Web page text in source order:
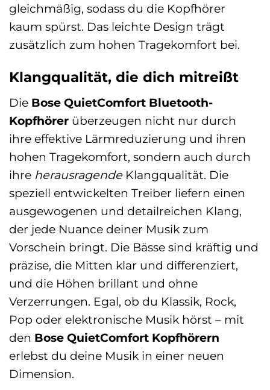
gleichmäßig, sodass du die Kopfhörer
kaum spürst. Das leichte Design trägt
zusätzlich zum hohen Tragekomfort bei.
Klangqualität, die dich mitreißt
Die Bose QuietComfort Bluetooth-
Kopfhörer überzeugen nicht nur durch
ihre effektive Lärmreduzierung und ihren
hohen Tragekomfort, sondern auch durch
ihre herausragendeKlangqualität. Die
speziell entwickelten Treiber liefern einen
ausgewogenen und detailreichen Klang,
der jede Nuance deiner Musik zum
Vorschein bringt. Die Bässe sind kräftig und
präzise, die Mitten klar und differenziert,
und die Höhen brillant und ohne
Verzerrungen. Egal, ob du Klassik, Rock,
Pop oder elektronische Musik hörst – mit
den Bose QuietComfort Kopfhörern
erlebst du deine Musik in einer neuen
Dimension.